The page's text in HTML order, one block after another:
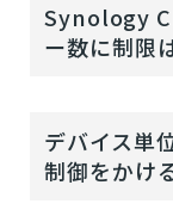
Synology
ー数に制限
デバイス単
制御をかけ